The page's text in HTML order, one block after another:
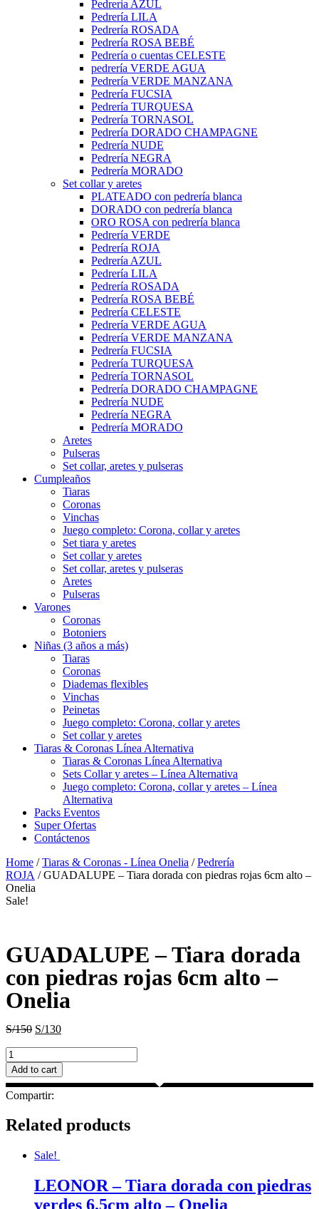
Pedreria AZUL
Pedrería LILA
Pedrería ROSADA
Pedrería ROSA BEBÉ
Pedrería o cuentas CELESTE
pedrería VERDE AGUA
Pedrería VERDE MANZANA
Pedrería FUCSIA
Pedrería TURQUESA
Pedrería TORNASOL
Pedrería DORADO CHAMPAGNE
Pedrería NUDE
Pedrería NEGRA
Pedrería MORADO
Set collar y aretes
PLATEADO con pedrería blanca
DORADO con pedrería blanca
ORO ROSA con pedrería blanca
Pedrería VERDE
Pedrería ROJA
Pedrería AZUL
Pedrería LILA
Pedrería ROSADA
Pedrería ROSA BEBÉ
Pedrería CELESTE
Pedrería VERDE AGUA
Pedrería VERDE MANZANA
Pedrería FUCSIA
Pedrería TURQUESA
Pedrería TORNASOL
Pedrería DORADO CHAMPAGNE
Pedrería NUDE
Pedrería NEGRA
Pedrería MORADO
Aretes
Pulseras
Set collar, aretes y pulseras
Cumpleaños
Tiaras
Coronas
Vinchas
Juego completo: Corona, collar y aretes
Set tiara y aretes
Set collar y aretes
Set collar, aretes y pulseras
Aretes
Pulseras
Varones
Coronas
Botoniers
Niñas (3 años a más)
Tiaras
Coronas
Diademas flexibles
Vinchas
Peinetas
Juego completo: Corona, collar y aretes
Set collar y aretes
Tiaras & Coronas Línea Alternativa
Tiaras & Coronas Línea Alternativa
Sets Collar y aretes – Línea Alternativa
Juego completo: Corona, collar y aretes – Línea
Alternativa
Packs Eventos
Super Ofertas
Contáctenos
Home /Tiaras & Coronas - Línea Onelia /Pedrería
ROJA / GUADALUPE – Tiara dorada con piedras rojas 6cm alto –
Onelia
Sale!
GUADALUPE – Tiara dorada
con piedras rojas 6cm alto –
Onelia
S/150 S/130
GUADALUPE
–
Tiara
dorada
piedras
rojas
Onelia
quantity
Add to cart
Compartir:
Related products
Sale!
LEONOR – Tiara dorada con piedras
verdes 6.5cm alto – Onelia